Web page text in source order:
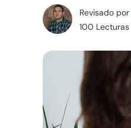
Revisado por
100 Lecturas